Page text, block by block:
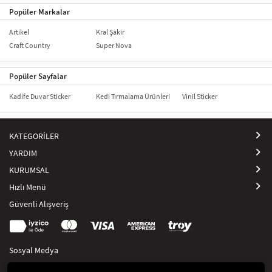
Popüler Markalar
Artikel
Craft Country
Kral Şakir
Super Nova
Popüler Sayfalar
Kadife Duvar Sticker Kedi Tırmalama Ürünleri Vinil Sticker
KATEGORİLER
YARDIM
KURUMSAL
Hızlı Menü
Güvenli Alışveriş
Sosyal Medya